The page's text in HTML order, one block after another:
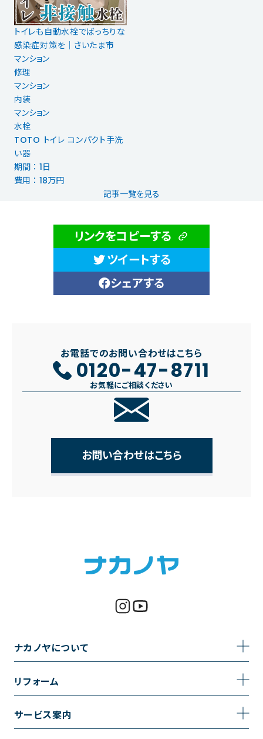
トイレも自動水栓でばっちりな
感染症対策を│さいたま市
マンション
修理
マンション
内装
マンション
水栓
TOTO トイレ コンパクト手洗
い器
期間 ： 1日
費用 ： 18万円
記事一覧を見る
リンクをコピーする
ツイートする
シェアする
お電話でのお問い合わせはこちら
0120-47-8711
お気軽にご相談ください
お問い合わせはこちら
ナカノヤについて
採用情報
リフォーム
トイレのリフォーム
サービス案内